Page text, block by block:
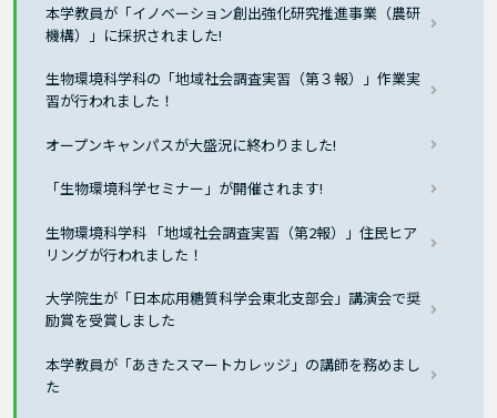
本学教員が「イノベーション創出強化研究推進事業（農研
機構）」に採択されました!
生物環境科学科の「地域社会調査実習（第３報）」作業実
習が行われました！
オープンキャンパスが大盛況に終わりました!
「生物環境科学セミナー」が開催されます!
生物環境科学科 「地域社会調査実習（第2報）」住民ヒア
リングが行われました！
大学院生が「日本応用糖質科学会東北支部会」講演会で奨
励賞を受賞しました
本学教員が「あきたスマートカレッジ」の講師を務めまし
た